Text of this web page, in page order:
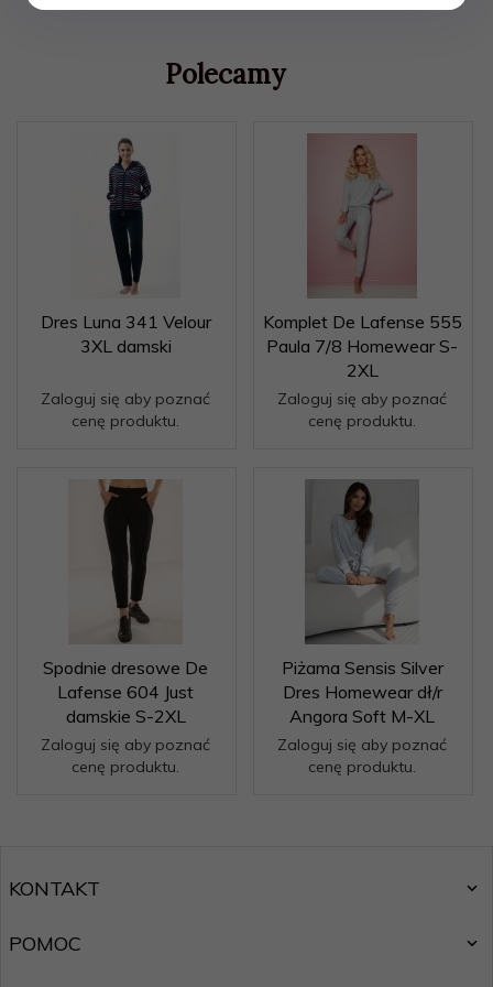
Polecamy
Dres Luna 341 Velour
3XL damski
Zaloguj się aby poznać
cenę produktu.
Komplet De Lafense 555
Paula 7/8 Homewear S-
2XL
Zaloguj się aby poznać
cenę produktu.
Spodnie dresowe De
Lafense 604 Just
damskie S-2XL
Zaloguj się aby poznać
cenę produktu.
Piżama Sensis Silver
Dres Homewear dł/r
Angora Soft M-XL
Zaloguj się aby poznać
cenę produktu.
KONTAKT
POMOC